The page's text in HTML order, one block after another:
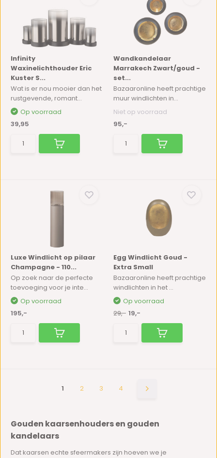
Infinity
Waxinelichthouder Eric
Kuster S...
Wat is er nou mooier dan het
rustgevende, romant...
Op voorraad
39,95
Wandkandelaar
Marrakech Zwart/goud -
set...
Bazaaronline heeft prachtige
muur windlichten in...
Niet op voorraad
95,-
Luxe Windlicht op pilaar
Champagne - 110...
Op zoek naar de perfecte
toevoeging voor je inte...
Op voorraad
195,-
Egg Windlicht Goud -
Extra Small
Bazaaronline heeft prachtige
windlichten in het ...
Op voorraad
29,- 19,-
1 2 3 4
Gouden kaarsenhouders en gouden
kandelaars
Dat kaarsen echte sfeermakers zijn hoeven we je